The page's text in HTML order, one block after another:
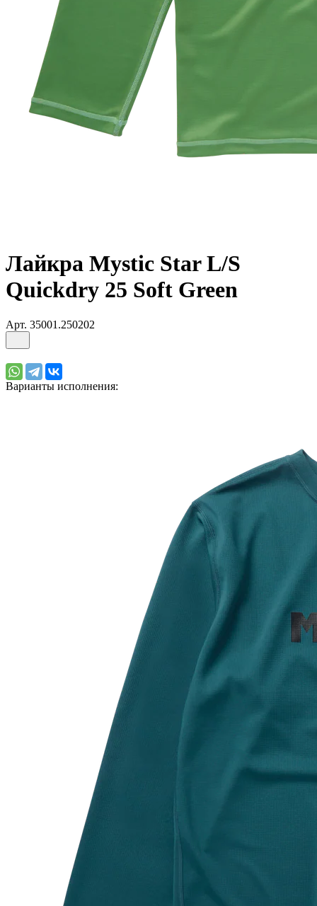
Лайкра Mystic Star L/S
Quickdry 25 Soft Green
Арт. 35001.250202
Варианты исполнения: